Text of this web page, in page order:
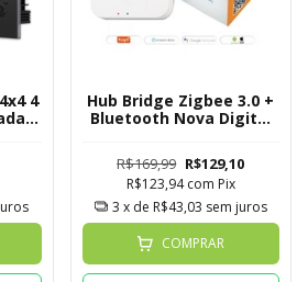
4
Hub Bridge Zigbee 3.0 +
Bluetooth Nova Digital
R$169,99 R$129,10
R$123,94com Pix
3 x de R$43,03 sem juros
COMPRAR